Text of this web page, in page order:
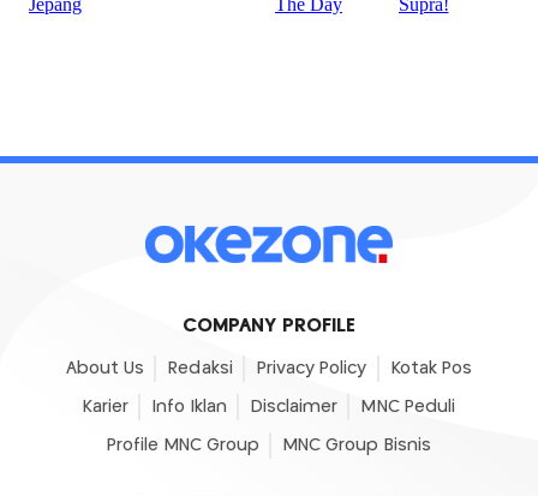
COMPANY PROFILE
About Us Redaksi Privacy Policy Kotak Pos
Karier Info Iklan Disclaimer MNC Peduli
Profile MNC Group MNC Group Bisnis